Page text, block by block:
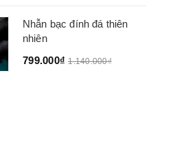
Nhẫn bạc đính đá thiên
nhiên
799.000₫ 1.140.000₫